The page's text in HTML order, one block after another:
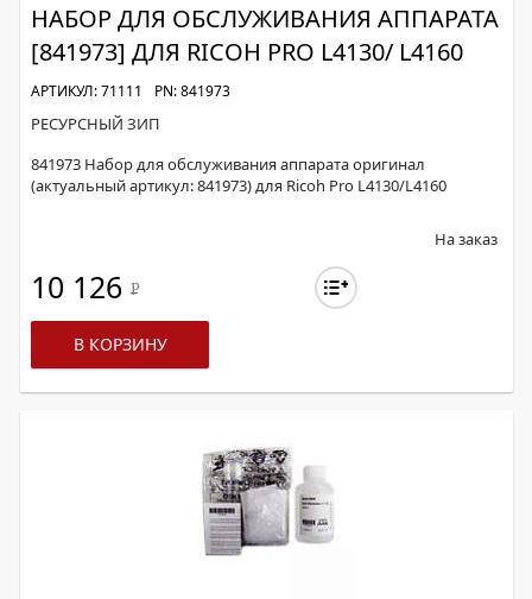
НАБОР ДЛЯ ОБСЛУЖИВАНИЯ АППАРАТА
[841973] ДЛЯ RICOH PRO L4130/ L4160
АРТИКУЛ: 71111 PN: 841973
РЕСУРСНЫЙ ЗИП
841973 Набор для обслуживания аппарата оригинал
(актуальный артикул: 841973) для Ricoh Pro L4130/L4160
На заказ
10 126 Р
В КОРЗИНУ